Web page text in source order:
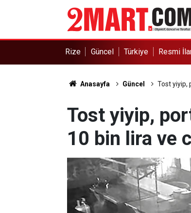
Rize Güncel Türkiye Resmi
Anasayfa Güncel Tost yiyip,
Tost yiyip,
10 bin lira ve